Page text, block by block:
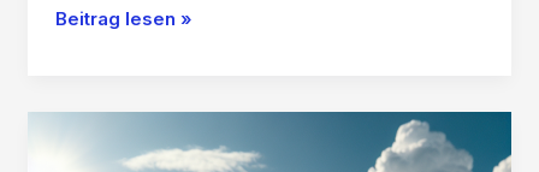
Grippemittel
Beitrag lesen »